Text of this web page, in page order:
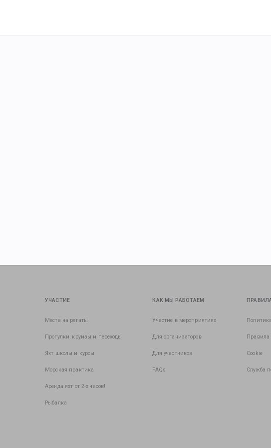
УЧАСТИЕ
Места на регаты
Прогулки, круизы и переходы
Яхт школы и курсы
Морская практика
Аренда яхт от 2-х часов!
Рыбалка
КАК МЫ РАБОТАЕМ
Участие в мероприятиях
Для организаторов
Для участников
FAQs
Правила
Cookie
Служба